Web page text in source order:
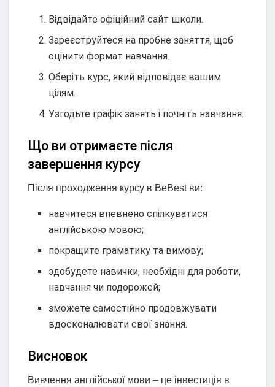
Відвідайте офіційний сайт школи.
Зареєструйтеся на пробне заняття, щоб
оцінити формат навчання.
Оберіть курс, який відповідає вашим
цілям.
Узгодьте графік занять і почніть навчання.
Що ви отримаєте після
завершення курсу
Після проходження курсу в BeBest ви:
навчитеся впевнено спілкуватися
англійською мовою;
покращите граматику та вимову;
здобудете навички, необхідні для роботи,
навчання чи подорожей;
зможете самостійно продовжувати
вдосконалювати свої знання.
Висновок
Вивчення англійської мови – це інвестиція в